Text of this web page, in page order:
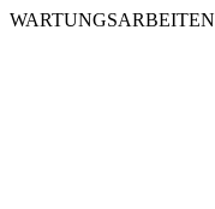
WARTUNGSARBEITEN